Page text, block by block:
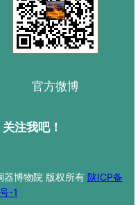
官方微博
注我吧！
博物院 版权所有 陕ICP备
-1